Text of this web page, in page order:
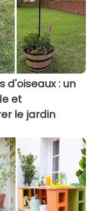
d'oiseaux : un
et
le jardin